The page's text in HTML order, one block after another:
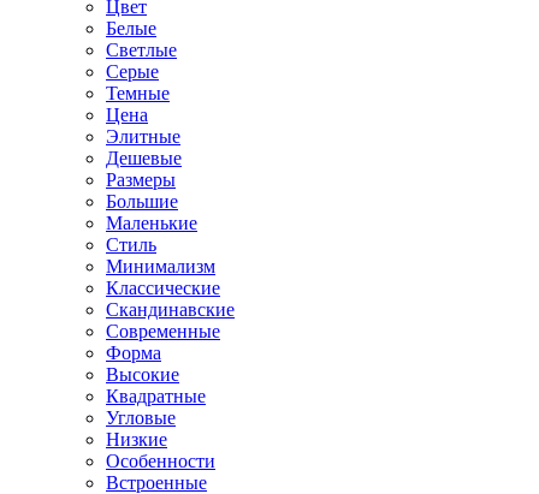
Цвет
Белые
Светлые
Серые
Темные
Цена
Элитные
Дешевые
Размеры
Большие
Маленькие
Стиль
Минимализм
Классические
Скандинавские
Современные
Форма
Высокие
Квадратные
Угловые
Низкие
Особенности
Встроенные